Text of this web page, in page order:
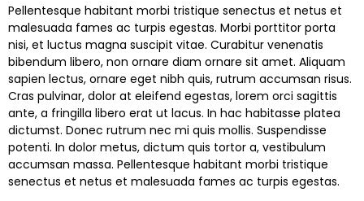
Pellentesque habitant morbi tristique senectus et netus et
malesuada fames ac turpis egestas. Morbi porttitor porta
nisi, et luctus magna suscipit vitae. Curabitur venenatis
bibendum libero, non ornare diam ornare sit amet. Aliquam
sapien lectus, ornare eget nibh quis, rutrum accumsan risus.
Cras pulvinar, dolor at eleifend egestas, lorem orci sagittis
ante, a fringilla libero erat ut lacus. In hac habitasse platea
dictumst. Donec rutrum nec mi quis mollis. Suspendisse
potenti. In dolor metus, dictum quis tortor a, vestibulum
accumsan massa. Pellentesque habitant morbi tristique
senectus et netus et malesuada fames ac turpis egestas.